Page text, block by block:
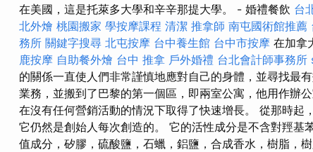
在美國，這是托萊多大學和辛辛那提大學。 - 婚禮餐飲 台
北外燴 桃園搬家 學按摩課程 清潔 推拿師 南屯國術館推薦
務所 關鍵字搜尋 北屯按摩 台中養生館 台中市按摩 在加拿
鹿按摩 自助餐外燴 台中 推拿 戶外婚禮 台北會計師事務所
的關係一直使人們非常謹慎地應對自己的身體，並尋找最
業務，並搬到了巴黎的第一個區，即兩室公寓，他用作辦
在沒有任何營銷活動的情況下取得了快速增長。 從那時起
它仍然是創始人每次創造的。 它的活性成分是不含對羥基
值成分，矽膠，硫酸鹽，石蠟，鋁鹽，合成香水，樹脂，